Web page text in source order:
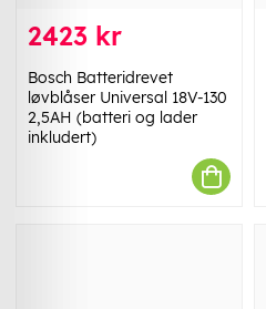
2423 kr
Bosch Batteridrevet
løvblåser Universal 18V-130
2,5AH (batteri og lader
inkludert)